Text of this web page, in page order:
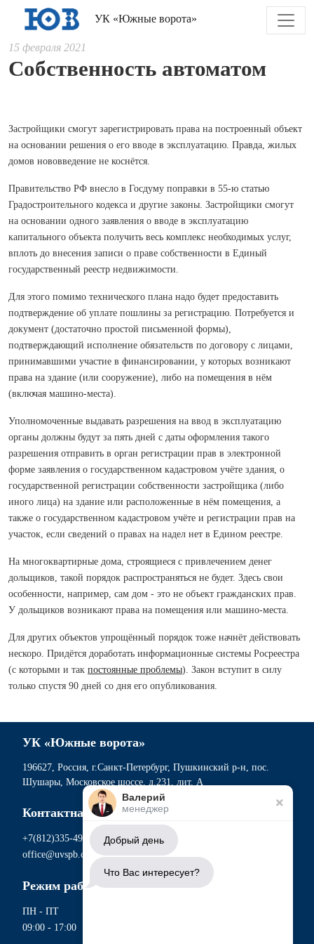
УК «Южные ворота»
15 февраля 2021
Собственность автоматом
Застройщики смогут зарегистрировать права на построенный объект
на основании решения о его вводе в эксплуатацию. Правда, жилых
домов нововведение не коснётся.
Правительство РФ внесло в Госдуму поправки в 55-ю статью
Градостроительного кодекса и другие законы. Застройщики смогут
на основании одного заявления о вводе в эксплуатацию
капитального объекта получить весь комплекс необходимых услуг,
вплоть до внесения записи о праве собственности в Единый
государственный реестр недвижимости.
Для этого помимо технического плана надо будет предоставить
подтверждение об уплате пошлины за регистрацию. Потребуется и
документ (достаточно простой письменной формы),
подтверждающий исполнение обязательств по договору с лицами,
принимавшими участие в финансировании, у которых возникают
права на здание (или сооружение), либо на помещения в нём
(включая машино-места).
Уполномоченные выдавать разрешения на ввод в эксплуатацию
органы должны будут за пять дней с даты оформления такого
разрешения отправить в орган регистрации прав в электронной
форме заявления о государственном кадастровом учёте здания, о
государственной регистрации собственности застройщика (либо
иного лица) на здание или расположенные в нём помещения, а
также о государственном кадастровом учёте и регистрации прав на
участок, если сведений о правах на надел нет в Едином реестре.
На многоквартирные дома, строящиеся с привлечением денег
дольщиков, такой порядок распространяться не будет. Здесь свои
особенности, например, сам дом - это не объект гражданских прав.
У дольщиков возникают права на помещения или машино-места.
Для других объектов упрощённый порядок тоже начнёт действовать
нескоро. Придётся доработать информационные системы Росреестра
(с которыми и так постоянные проблемы). Закон вступит в силу
только спустя 90 дней со дня его опубликования.
УК «Южные ворота»
196627, Россия, г.Санкт-Петербург, Пушкинский р-н, пос.
Шушары, Московское шоссе, д.231, лит. А
Контактная информация
+7(812)335-49-56
office@uvspb.com
Режим работы
ПН - ПТ
09:00 - 17:00
Валерий
менеджер
Добрый день
Что Вас интересует?